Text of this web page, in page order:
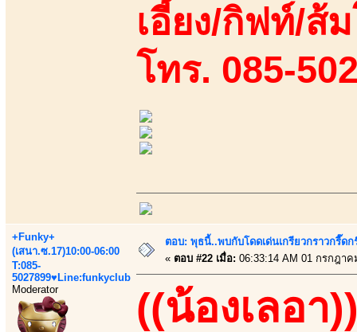
เอี้ยง/กิฟท์/ส้
โทร. 085-
+Funky+
(เสนา.ซ.17)10:00-06:00
T:085-
5027899♥Line:funkyclub
Moderator
ตอบ: พุธนี้..พบกับโดดเด่นเกรียวกราวกรี๊
« ตอบ #22 เมื่อ: 06:33:14 AM 01 กรกฎาค
((น้องเลอา